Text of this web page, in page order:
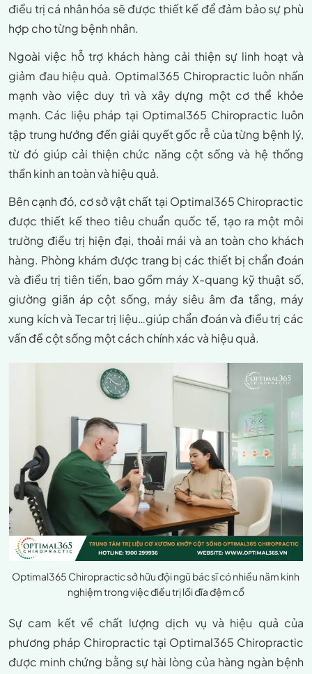
điều trị cá nhân hóa sẽ được thiết kế để đảm bảo sự phù
hợp cho từng bệnh nhân.
Ngoài việc hỗ trợ khách hàng cải thiện sự linh hoạt và
giảm đau hiệu quả. Optimal365 Chiropractic luôn nhấn
mạnh vào việc duy trì và xây dựng một cơ thể khỏe
mạnh. Các liệu pháp tại Optimal365 Chiropractic luôn
tập trung hướng đến giải quyết gốc rễ của từng bệnh lý,
từ đó giúp cải thiện chức năng cột sống và hệ thống
thần kinh an toàn và hiệu quả.
Bên cạnh đó, cơ sở vật chất tại Optimal365 Chiropractic
được thiết kế theo tiêu chuẩn quốc tế, tạo ra một môi
trường điều trị hiện đại, thoải mái và an toàn cho khách
hàng. Phòng khám được trang bị các thiết bị chẩn đoán
và điều trị tiên tiến, bao gồm máy X-quang kỹ thuật số,
giường giãn áp cột sống, máy siêu âm đa tầng, máy
xung kích và Tecar trị liệu…giúp chẩn đoán và điều trị các
vấn đề cột sống một cách chính xác và hiệu quả.
Optimal365 Chiropractic sở hữu đội ngũ bác sĩ có nhiều năm kinh
nghiệm trong việc điều trị lồi đĩa đệm cổ
Sự cam kết về chất lượng dịch vụ và hiệu quả của
phương pháp Chiropractic tại Optimal365 Chiropractic
được minh chứng bằng sự hài lòng của hàng ngàn bệnh